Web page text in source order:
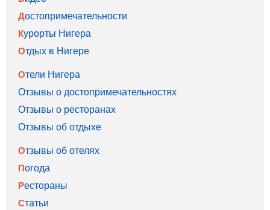
Достопримечательности
Курорты Нигера
Отдых в Нигере
Отели Нигера
Отзывы о достопримечательностях
Отзывы о ресторанах
Отзывы об отдыхе
Отзывы об отелях
Погода
Рестораны
Статьи